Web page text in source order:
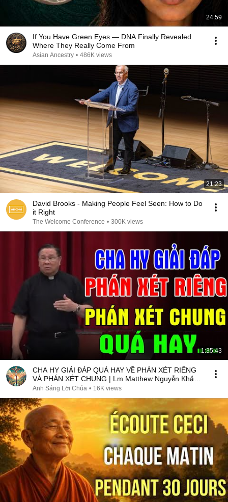
24:59
If You Have Green Eyes — DNA Finally Revealed
Where They Really Come From
Asian Ancestry • 486K views
21:23
David Brooks - Making People Feel Seen: How to Do
it Right
The Welcome Conference • 300K views
1:35:43
CHA HY GIẢI ĐÁP QUÁ HAY VỀ PHÁN XÉT RIÊNG
VÀ PHÁN XÉT CHUNG | Lm Matthew Nguyễn Khắc
Hy
Ánh Sáng Lời Chúa • 16K views